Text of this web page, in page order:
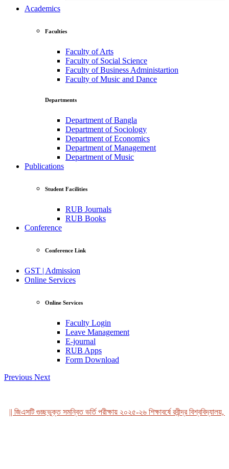
Academics
Faculties
Faculty of Arts
Faculty of Social Science
Faculty of Business Administartion
Faculty of Music and Dance
Departments
Department of Bangla
Department of Sociology
Department of Economics
Department of Management
Department of Music
Publications
Student Facilities
RUB Journals
RUB Books
Conference
Conference Link
GST | Admission
Online Services
Online Services
Faculty Login
Leave Management
E-journal
RUB Apps
Form Download
Previous Next
জিএসটি গুচ্ছভুক্ত সমন্বিত ভর্তি পরীক্ষায় ২০২৫-২৬ শিক্ষাবর্ষে রবীন্দ্র বিশ্ববিদ্যালয়,